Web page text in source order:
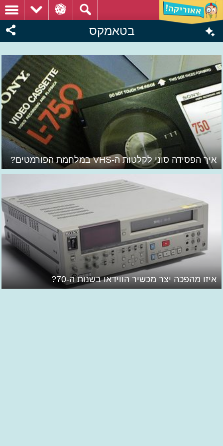
בטאמקס
איך הפסידה סוני לקלטות ה-VHS במלחמת הפורמטים?
איזו מהפכה יצר מכשיר הווידאו בשנות ה-70?